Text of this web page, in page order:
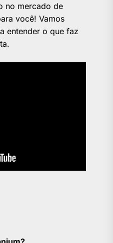
no mercado de
você! Vamos
entender o que faz